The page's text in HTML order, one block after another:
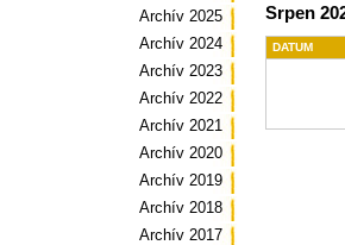
Archív 2025
Archív 2024
Archív 2023
Archív 2022
Archív 2021
Archív 2020
Archív 2019
Archív 2018
Archív 2017
Srpen
DATUM